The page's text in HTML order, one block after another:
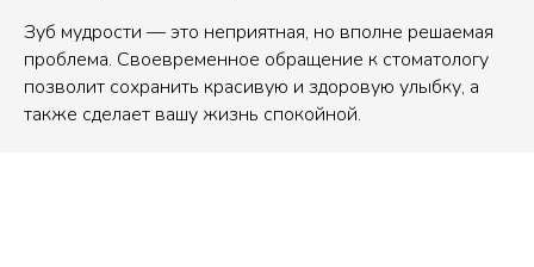
Зуб мудрости — это неприятная, но вполне решаемая
проблема. Своевременное обращение к стоматологу
позволит сохранить красивую и здоровую улыбку, а
также сделает вашу жизнь спокойной.